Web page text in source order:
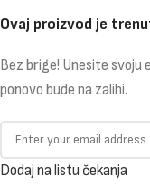
Ovaj proizvod je
Bez brige! Unesite
ponovo bude na zalihi.
Dodaj na listu čekanja